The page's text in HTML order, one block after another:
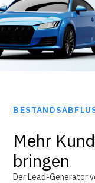
Mehr
bringen
Der Lead-Generator